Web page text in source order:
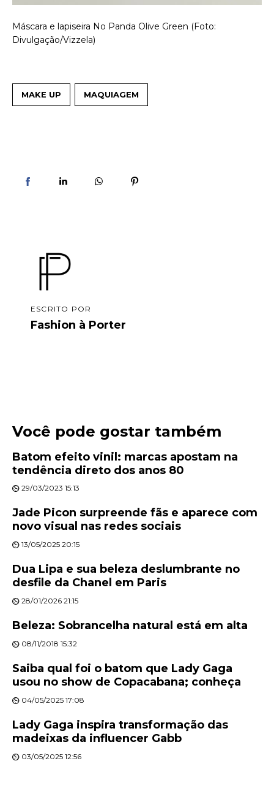
Máscara e lapiseira No Panda Olive Green (Foto:
Divulgação/Vizzela)
MAKE UP MAQUIAGEM
ESCRITO POR
Fashion à Porter
Você pode gostar também
Batom efeito vinil: marcas apostam na
tendência direto dos anos 80
29/03/2023 15:13
Jade Picon surpreende fãs e aparece com
novo visual nas redes sociais
13/05/2025 20:15
Dua Lipa e sua beleza deslumbrante no
desfile da Chanel em Paris
28/01/2026 21:15
Beleza: Sobrancelha natural está em alta
08/11/2018 15:32
Saiba qual foi o batom que Lady Gaga
usou no show de Copacabana; conheça
04/05/2025 17:08
Lady Gaga inspira transformação das
madeixas da influencer Gabb
03/05/2025 12:56